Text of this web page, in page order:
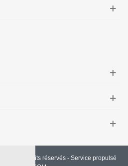
Tous droits réservés - Service propulsé